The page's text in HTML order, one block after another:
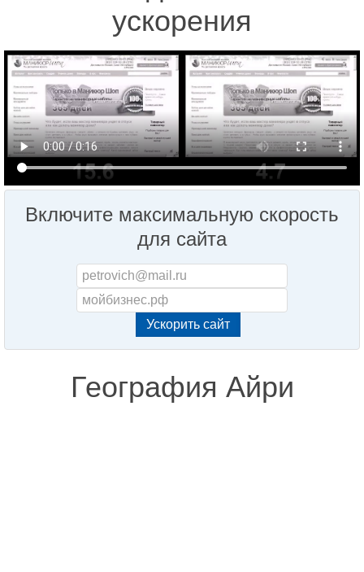
ускорения
Включите максимальную скорость
для сайта
География Айри